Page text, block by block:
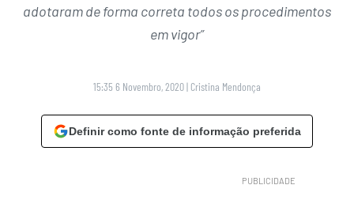
adotaram de forma correta todos os procedimentos
em vigor”
15:35 6 Novembro, 2020| Cristina Mendonça
Definir como fonte de informação preferida